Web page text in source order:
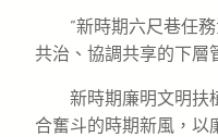
“新時期六尺巷任
共治、協調共享的下層
新時期廉明文明扶
合奮斗的時期新風，以